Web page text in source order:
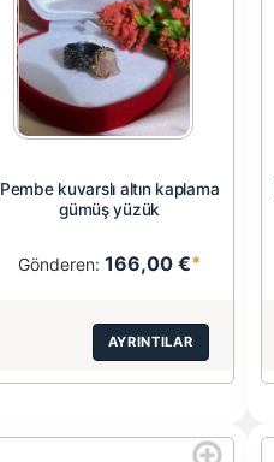
Pembe kuvarslı altın kaplama
gümüş yüzük
Gönderen: 166,00 €*
AYRINTILAR